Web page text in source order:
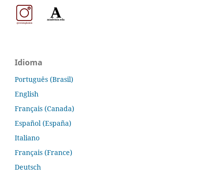
Idioma
Português (Brasil)
English
Français (Canada)
Español (España)
Italiano
Français (France)
Deutsch